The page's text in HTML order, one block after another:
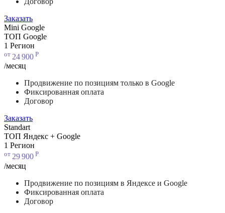
Заказать
Mini Google
ТОП Google
1 Регион
от 24900 Р
/месяц
Продвижение по позициям только в Google
Фиксированная оплата
Договор
Заказать
Standart
ТОП Яндекс + Google
1 Регион
от 29900 Р
/месяц
Продвижение по позициям в Яндексе и Google
Фиксированная оплата
Договор